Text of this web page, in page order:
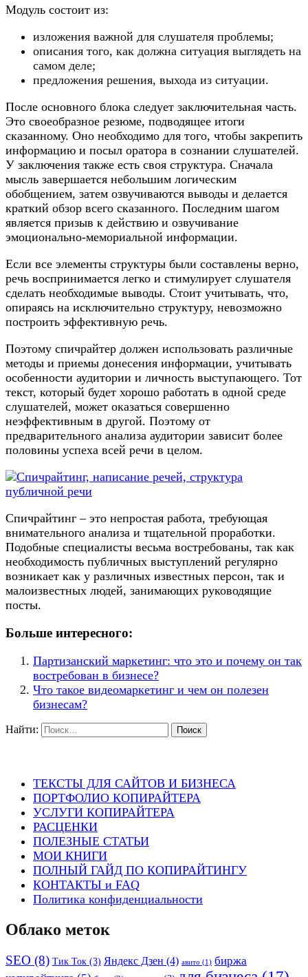
Модуль состоит из:
изложения важной для слушателя проблемы;
описания того, как должна ситуация выглядеть на
самом деле;
предложения решения, выхода из ситуации.
После основного блока следует заключительная часть.
Это своеобразное резюме, подводящее итоги
сказанному. Оно необходимо для того, чтобы закрепить
информацию и посыл оратора в сознании слушателей.
У заключения также есть своя структура. Сначала
мысль завершается небольшим логическим
обобщением, затем озвучиваются выводы и делается
краткий обзор всего сказанного. Последним шагом
является призыв к действию и озвучивание
эмоционально-мемориальной информации.
Если все элементы структуры были составлены верно,
речь воспринимается легко и стимулирует слушателя
сделать необходимые выводы. Стоит учитывать, что,
опираясь на исключительно структуру, невозможно
построить эффективную речь.
Поэтому спичрайтер должен использовать различные
методы и приемы донесения информации, учитывать
особенности аудитории и личность выступающего. Тот
текст, который будет хорошо работать в одной среде
слушателей, может оказаться совершенно
неэффективным в другой. Поэтому от
предварительного анализа аудитории зависит более
половины успеха всей речи в целом.
Спичрайтинг – это непростая работа, требующая
внимательного анализа и тщательной проработки.
Подобные специалисты весьма востребованы, так как
необходимость публичных выступлений регулярно
возникает как у различных известных персон, так и
малоизвестных людей, занимающих руководящие
посты.
Больше интересного:
Партизанский маркетинг: что это и почему он так
востребован в бизнесе?
Что такое видеомаркетинг и чем он полезен
бизнесам?
Найти:
ТЕКСТЫ ДЛЯ САЙТОВ И БИЗНЕСА
ПОРТФОЛИО КОПИРАЙТЕРА
УСЛУГИ КОПИРАЙТЕРА
РАСЦЕНКИ
ПОЛЕЗНЫЕ СТАТЬИ
МОИ КНИГИ
ПОЛНЫЙ ГАЙД ПО КОПИРАЙТИНГУ
КОНТАКТЫ и FAQ
Политика конфиденциальности
Облако меток
SEO (8) Тик Ток (3) Яндекс Дзен (4) авито (1) биржа